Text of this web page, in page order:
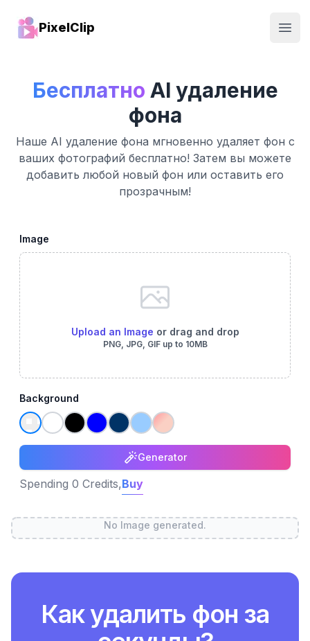
PixelClip
Бесплатно AI удаление
фона
Наше AI удаление фона мгновенно удаляет фон с
ваших фотографий бесплатно! Затем вы можете
добавить любой новый фон или оставить его
прозрачным!
Image
Upload an Image or drag and drop
PNG, JPG, GIF up to 10MB
Background
Generator
Spending 0 Credits,Buy
No Image generated.
Как удалить фон за